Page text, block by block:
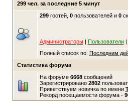
299 чел. за последние 5 минут
299гостей, 0пользователей и 0
Администраторы| Пользователи|
Полный список по: Последним
Статистика форума
На форуме 6668сообщений
Зарегистрировано 2802
Приветствуем новичка по имени
Рекорд посещаемости форума -